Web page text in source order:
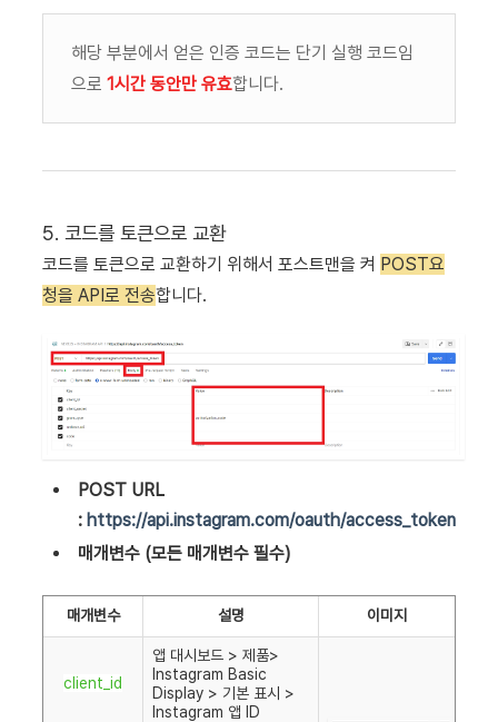
해당 부분에서 얻은 인증 코드는 단기 실행 코드임
으로 1시간 동안만 유효합니다.
5. 코드를 토큰으로 교환
코드를 토큰으로 교환하기 위해서 포스트맨을 켜 POST요
청을 API로 전송합니다.
POST URL
: https://api.instagram.com/oauth/access_token
매개변수 (모든 매개변수 필수)
매개변수 설명 이미지
client_id
앱 대시보드 > 제품>
Instagram Basic
Display > 기본 표시 >
Instagram 앱 ID